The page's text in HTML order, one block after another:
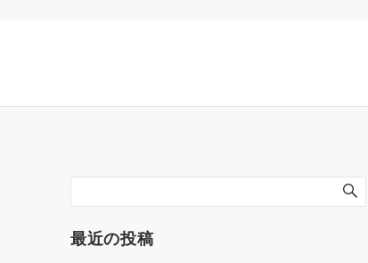
最近の投稿